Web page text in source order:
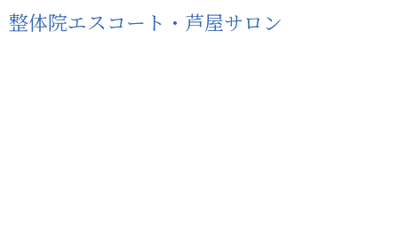
整体院エスコート・芦屋サロン